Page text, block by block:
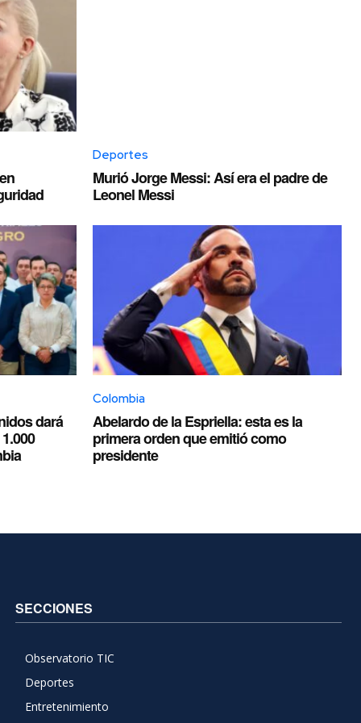
Deportes
Murió Jorge Messi: Así era el padre de
Leonel Messi
dará
Colombia
Abelardo de la Espriella: esta es la
primera orden que emitió como
presidente
SECCIONES
Observatorio TIC
Deportes
Entretenimiento